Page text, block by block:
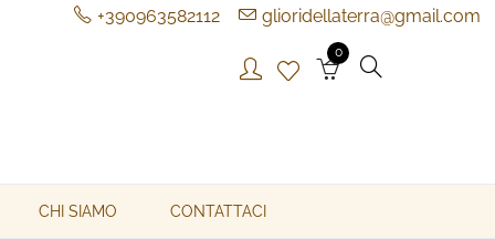
+390963582112 glioridellaterra@gmail.com
0
CHI SIAMO CONTATTACI